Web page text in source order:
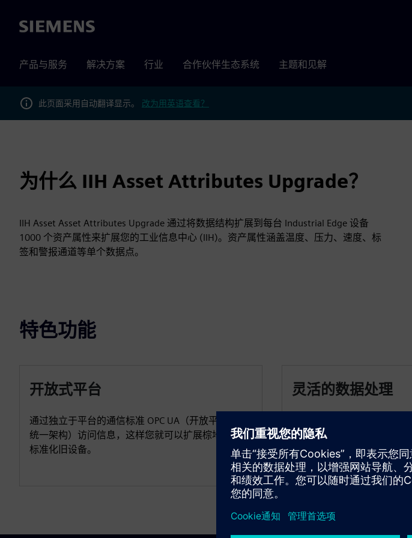
Siemens
产品与服务 解决方案 行业 合作伙伴生态系统 主题和见解
此页面采用自动翻译显示。 改为用英语查看？
为什么 IIH Asset Attributes Upgrade？
IIH Asset Asset Attributes Upgrade 通过将数据结构扩展到每台 Industrial Edge 设备
1000 个资产属性来扩展您的工业信息中心 (IIH)。资产属性涵盖温度、压力、速度、标
签和警报通道等单个数据点。
特色功能
开放式平台
通过独立于平台的通信标准 OPC UA（开放平台通信
统一架构）访问信息，这样您就可以扩展棕地设备和
标准化旧设备。
灵活的数据处理
不同设备的汇总和压缩数据。